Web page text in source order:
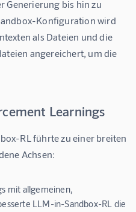
Generierung bis hin zu
Konfiguration wird
als Dateien und die
angereichert, um die
Learnings
RL führte zu einer breiten
Achsen:
mit allgemeinen,
LLM-in-Sandbox-RL die